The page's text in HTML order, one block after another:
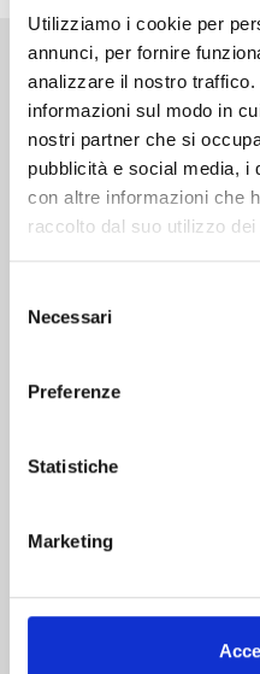
Utilizziamo i cookie per
annunci, per fornire
analizzare il nostro
informazioni sul modo in
nostri partner che si
pubblicità e social media, i
con altre informazioni che
raccolto dal suo utilizzo
delNecessari
Preferenze
Statistiche
Marketing
Altri volumi
€ 5,90